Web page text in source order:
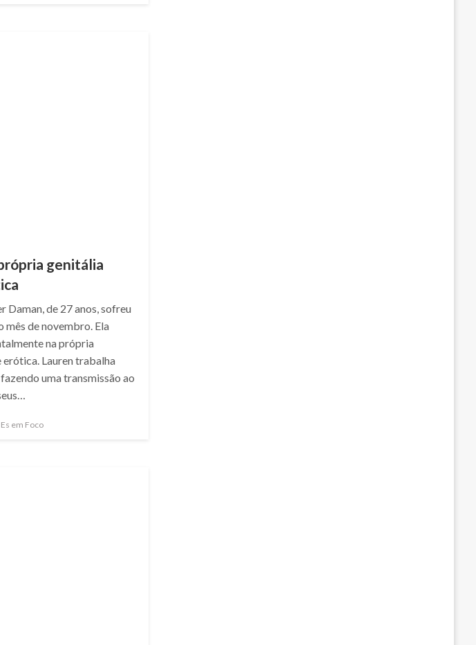
genitália
Daman, de 27 anos, sofreu
mês de novembro. Ela
na própria
erótica. Lauren trabalha
uma transmissão ao
Es em Foco